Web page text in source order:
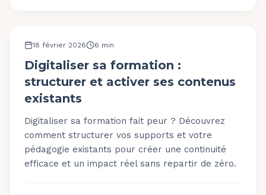
MÉTHODOLOGIE
18 février 2026 6 min
Digitaliser sa formation :
structurer et activer ses contenus
existants
Digitaliser sa formation fait peur ? Découvrez
comment structurer vos supports et votre
pédagogie existants pour créer une continuité
efficace et un impact réel sans repartir de zéro.